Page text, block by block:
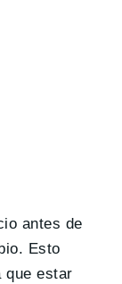
antes de
Esto
que estar